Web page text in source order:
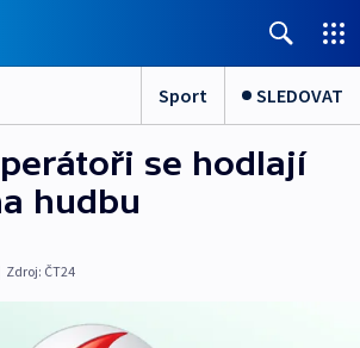
Sport SLEDOVAT
se hodlají
hudbu
Zdroj: ČT24